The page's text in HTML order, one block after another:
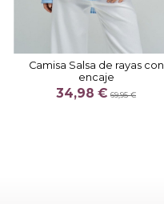
Camisa Salsa de rayas con
encaje
34,98 € 69,95 €